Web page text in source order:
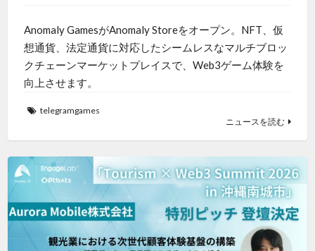
Anomaly GamesがAnomaly Storeをオープン。NFT、仮
想通貨、法定通貨に対応したシームレスなマルチブロッ
クチェーンマーケットプレイスで、Web3ゲーム体験を
向上させます。
telegramgames
ニュースを読む